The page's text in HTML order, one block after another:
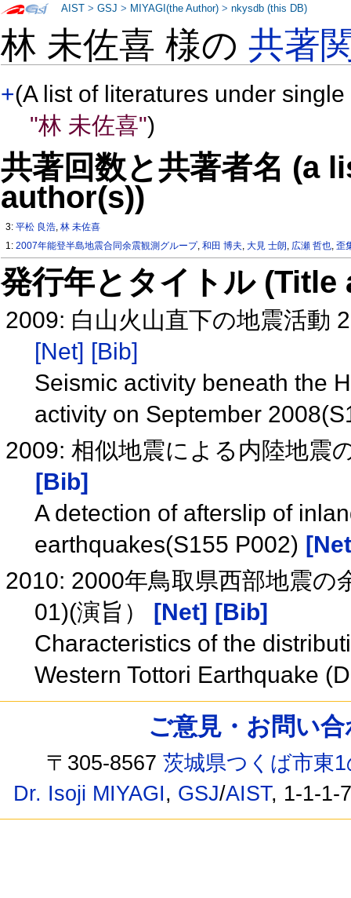
林 未佐喜 様の共著
+(A list of literatures under
"林 未佐喜")
共著回数と共著者名 (a
author(s))
3:平松 良浩,林 未佐喜
1:2007年能登半島地震合同余震観測グループ,和田 博夫,大見 士朗, 広瀬 哲也,歪
発行年とタイトル
2009: 白山火山直下の地震活動
[Net] [Bib]
Seismic activity beneath the
activity on September
2009: 相似地震による内陸地震
[Bib]
A detection of afterslip of
earthquakes(S155 P002)
2010: 2000年鳥取県西部地震の
01)(演旨）
[Net] [Bib]
Characteristics of the
Western Tottori Earthquake
AIST >GSJ > MIYAGI(the Author) >nkysdb (this DB)
ご意見・お問い
〒305-8567茨城県つくば市東
Dr. Isoji MIYAGI, GSJ/AIST, 1-1-1-